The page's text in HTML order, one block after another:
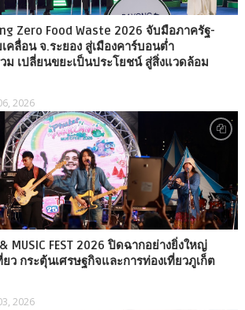
Zero Food Waste 2026 จับมือภาครัฐ-
คลื่อน จ.ระยอง สู่เมืองคาร์บอนต่ำ
วม เปลี่ยนขยะเป็นประโยชน์ สู่สิ่งแวดล้อม
2026
& MUSIC FEST 2026 ปิดฉากอย่างยิ่งใหญ่
ยว กระตุ้นเศรษฐกิจและการท่องเที่ยวภูเก็ต
2026